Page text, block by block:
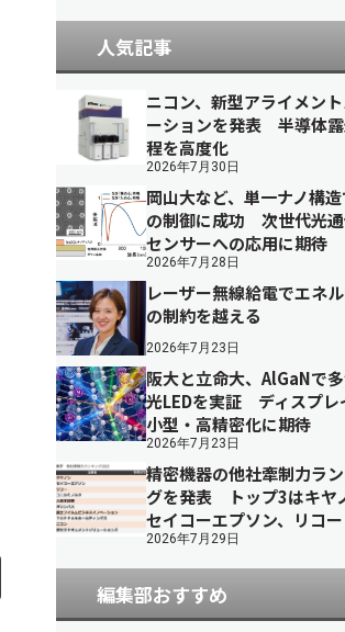
人気記事
ニコン、新型アライメン
ーションを発表 半導体
程を高度化
2026年7月30日
岡山大など、単一ナノ構
の制御に成功 次世代光
センサーへの応用に期待
2026年7月28日
レーザー無線給電でエネ
の制約を越える
2026年7月23日
阪大と立命大、AlGaNで
光LEDを実証 ディスプレ
小型・高精密化に期待
2026年7月23日
精密機器の他社牽制力ラ
グを発表 トップ3はキヤ
セイコーエプソン、リコー
2026年7月29日
編集部おすすめ